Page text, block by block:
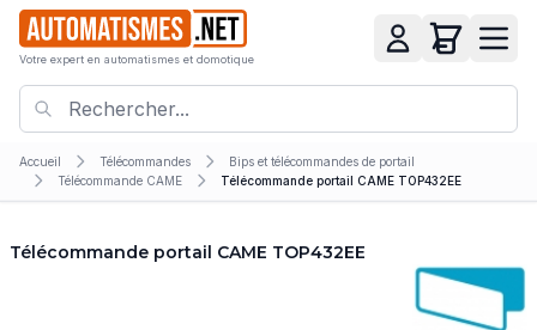
Votre expert en automatismes et domotique
Accueil Télécommandes
Bips et télécommandes de portail
Télécommande CAME
Télécommande portail CAME TOP432EE
Télécommande portail CAME TOP432EE